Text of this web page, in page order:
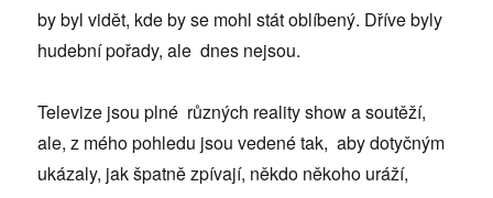
by byl vidět, kde by se mohl stát oblíbený. Dříve byly
hudební pořady, ale dnes nejsou.
Televize jsou plné různých reality show a soutěží,
ale, z mého pohledu jsou vedené tak, aby dotyčným
ukázaly, jak špatně zpívají, někdo někoho uráží,